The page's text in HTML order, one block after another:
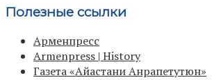
Полезные ссылки
Арменпресс
Armenpress | History
Газета «Айастани Анрапетутюн»